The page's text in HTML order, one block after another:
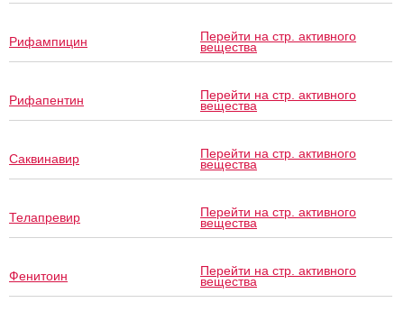
Рифампицин Перейти на стр. активного
вещества
Рифапентин Перейти на стр. активного
вещества
Саквинавир Перейти на стр. активного
вещества
Телапревир Перейти на стр. активного
вещества
Фенитоин Перейти на стр. активного
вещества